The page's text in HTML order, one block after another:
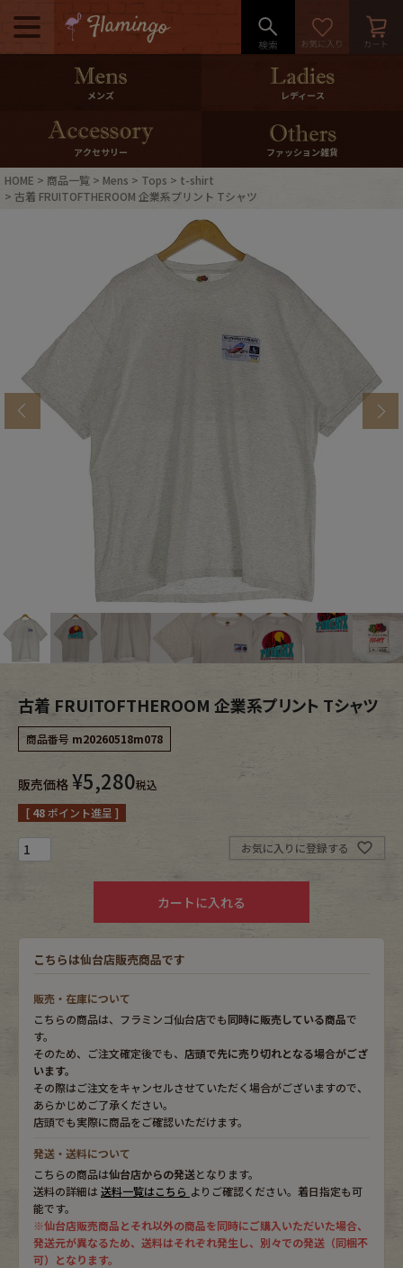
メニュー
500pt＆10％Offクーポンプレゼン
10％0ffクーポンプレゼント
ログイン・会員登録 LINE ID連携
マイページ
ご利用ガイド International Shipping
特集一覧
ブランドから探す スタッフコーディネート
メンズ商品カテゴリーから探す
Outer
Bottoms Fafatt
レディース商品カテゴリーから探す
Tops
Outer
Kidswear
小物・アクセサリーから探す
Eye Wear
Bag
Accessory Shoes
Belt antique goods
FAFATT
メンズ レディース
アクセサリー ファッション雑貨
HOME 商品一覧 Mens Tops
t-shirt
古着 FRUITOFTHEROOM 企業系プリント Tシャツ
古着 FRUITOFTHEROOM 企業系プリント Tシャツ
商品番号 m20260518m078
販売価格 ¥5,280税込
[ 48ポイント進呈 ]
お気に入りに登録する
カートに入れる
こちらは仙台店販売商品です
販売・在庫について
こちらの商品は、フラミンゴ仙台店でも同時に販売している商品で
す。
そのため、ご注文確定後でも、 店頭で先に売り切れとなる場合がござ
います。
その際はご注文をキャンセルさせていただく場合がございますので、
あらかじめご了承ください。
店頭でも実際に商品をご確認いただけます。
発送・送料について
こちらの商品は仙台店からの発送となります。
送料の詳細は 送料一覧はこちら よりご確認ください。着日指定も可
能です。
※仙台店販売商品とそれ以外の商品を同時にご購入いただいた場合、
発送元が異なるため、送料はそれぞれ発生し、別々での発送（同梱不
可）となります。